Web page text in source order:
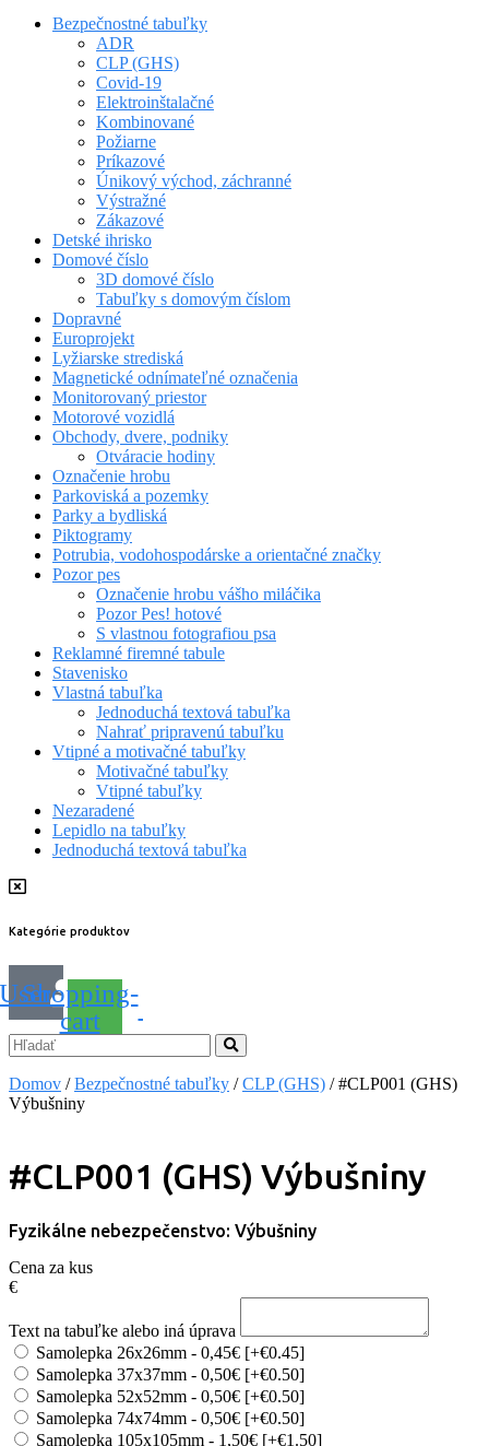
Bezpečnostné tabuľky
ADR
CLP (GHS)
Covid-19
Elektroinštalačné
Kombinované
Požiarne
Príkazové
Únikový východ, záchranné
Výstražné
Zákazové
Detské ihrisko
Domové číslo
3D domové číslo
Tabuľky s domovým číslom
Dopravné
Europrojekt
Lyžiarske strediská
Magnetické odnímateľné označenia
Monitorovaný priestor
Motorové vozidlá
Obchody, dvere, podniky
Otváracie hodiny
Označenie hrobu
Parkoviská a pozemky
Parky a bydliská
Piktogramy
Potrubia, vodohospodárske a orientačné značky
Pozor pes
Označenie hrobu vášho miláčika
Pozor Pes! hotové
S vlastnou fotografiou psa
Reklamné firemné tabule
Stavenisko
Vlastná tabuľka
Jednoduchá textová tabuľka
Nahrať pripravenú tabuľku
Vtipné a motivačné tabuľky
Motivačné tabuľky
Vtipné tabuľky
Nezaradené
Lepidlo na tabuľky
Jednoduchá textová tabuľka
Kategórie produktov
Shopping-
cart
Domov /Bezpečnostné tabuľky /CLP (GHS) / #CLP001 (GHS)
Výbušniny
#CLP001 (GHS) Výbušniny
Fyzikálne nebezpečenstvo: Výbušniny
Cena za kus
€
Text na tabuľke alebo iná úprava
Samolepka 26x26mm - 0,45€ [+€0.45]
Samolepka 37x37mm - 0,50€ [+€0.50]
Samolepka 52x52mm - 0,50€ [+€0.50]
Samolepka 74x74mm - 0,50€ [+€0.50]
Samolepka 105x105mm - 1,50€ [+€1.50]